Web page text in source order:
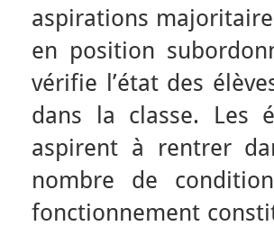
aspirations
en position
vérifie l’état des
dans la classe. Les
aspirent à rentrer
nombre de
fonctionnement